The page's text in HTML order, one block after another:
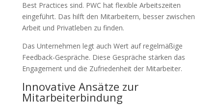
Best Practices sind. PWC hat flexible Arbeitszeiten
eingeführt. Das hilft den Mitarbeitern, besser zwischen
Arbeit und Privatleben zu finden.
Das Unternehmen legt auch Wert auf regelmäßige
Feedback-Gespräche. Diese Gespräche stärken das
Engagement und die Zufriedenheit der Mitarbeiter.
Innovative Ansätze zur
Mitarbeiterbindung